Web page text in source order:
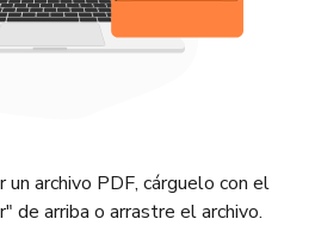
un archivo PDF, cárguelo con el
de arriba o arrastre el archivo.